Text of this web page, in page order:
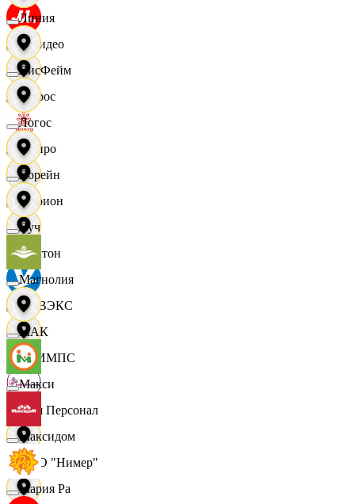
МВидео
Мирос
Монро
Морион
Мултон
НОВЭКС
ОЛИМПС
Ваш Персонал
ООО "Нимер"
Линия
ЛисФейм
Логос
Лорейн
Луч
Магнолия
МАК
Макси
Максидом
Мария Ра